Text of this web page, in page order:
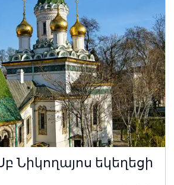
Նիկողայոս եկեղեցի